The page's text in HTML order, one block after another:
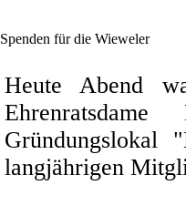
Spenden für die Wieweler
Heute Abend
Gründungslokal
langjährigen